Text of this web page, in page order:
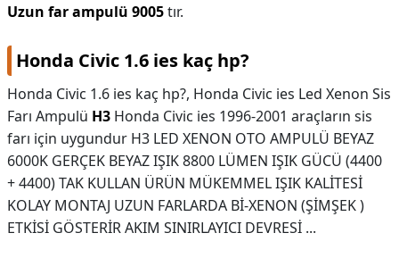
Uzun far ampulü 9005tır.
Honda Civic 1.6 ies kaç hp?
Honda Civic 1.6 ies kaç hp?, Honda Civic ies Led Xenon Sis
Farı Ampulü H3 Honda Civic ies 1996-2001 araçların sis
farı için uygundur H3 LED XENON OTO AMPULÜ BEYAZ
6000K GERÇEK BEYAZ IŞIK 8800 LÜMEN IŞIK GÜCÜ (4400
+ 4400) TAK KULLAN ÜRÜN MÜKEMMEL IŞIK KALİTESİ
KOLAY MONTAJ UZUN FARLARDA Bİ-XENON (ŞİMŞEK )
ETKİSİ GÖSTERİR AKIM SINIRLAYICI DEVRESİ ...